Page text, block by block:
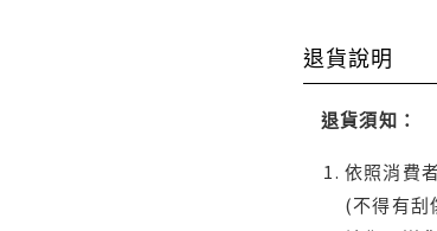
退貨說明
退貨須知：
依照消費
(不得有刮